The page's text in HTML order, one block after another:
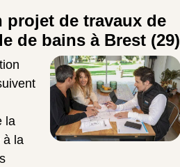
projet de travaux de
de bains à Brest (29)
la
à la